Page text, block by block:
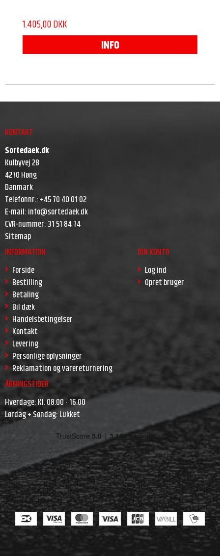
1.405,00 DKK
INFO
KONTAKT
Sortedaek.dk
Kulbyvej 28
4270 Høng
Danmark
Telefonnr.:+45 70 40 01 02
E-mail:info@sortedaek.dk
CVR-nummer:31 51 84 74
Sitemap
INFORMATION
Forside
Bestilling
Betaling
Bil dæk
Handelsbetingelser
Kontakt
Levering
Personlige oplysninger
Reklamation og varereturnering
DIN KONTO
Log ind
Opret bruger
ÅBNINGSTIDER
Hverdage: Kl. 08.00 - 16.00
Lørdag + Søndag: Lukket